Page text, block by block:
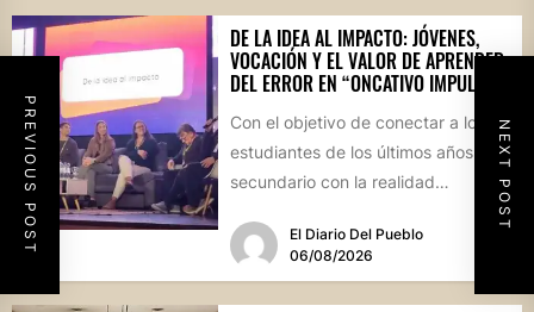
PREVIOUS POST NEXT POST
DE LA IDEA AL IMPACTO: JÓVENES,
VOCACIÓN Y EL VALOR DE APRENDER
DEL ERROR EN “ONCATIVO IMPULSA”
Con el objetivo de conectar a los
estudiantes de los últimos años del
secundario con la realidad
El Diario Del Pueblo
06/08/2026